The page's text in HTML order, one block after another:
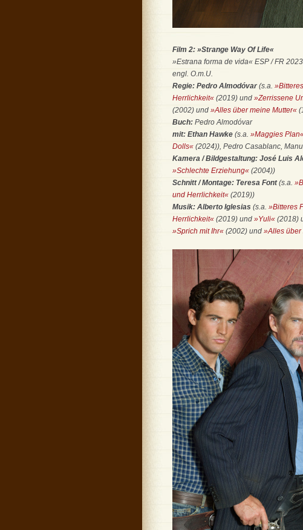
Film 2: »Strange Way Of Life«
»Estrana forma de vida« ESP / FR
engl. O.m.U.
Regie: Pedro Almodóvar (s.a.
Herrlichkeit« (2019) und »Zerrissene
(2002) und »Alles über meine Mutter«
Buch: Pedro Almodóvar
mit: Ethan Hawke (s.a. »Maggies
Dolls« (2024)), Pedro Casablanc,
Kamera / Bildgestaltung: José Luis
»Schlechte Erziehung« (2004))
Schnitt / Montage: Teresa Font(s.a.
und Herrlichkeit« (2019))
Musik: Alberto Iglesias (s.a. »Bitteres
Herrlichkeit« (2019) und »Yuli« (2018)
»Sprich mit Ihr« (2002) und »Alles über